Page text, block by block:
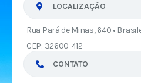
LOCALIZAÇÃO
Rua Pará de Minas, 640 •
CEP: 32600-412
CONTATO